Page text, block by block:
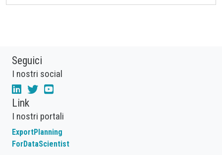
Seguici
I nostri social
Link
I nostri portali
ExportPlanning
ForDataScientist